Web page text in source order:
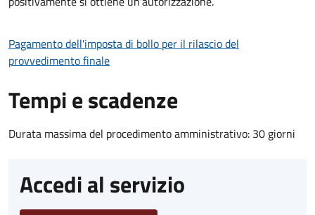
Pagamento dell'imposta di bollo per il rilascio del
provvedimento finale
Tempi e scadenze
Durata massima del procedimento amministrativo: 30 giorni
Accedi al servizio